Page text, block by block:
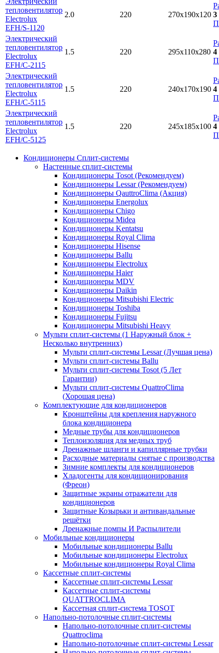
тепловентилятор
Electrolux
EFH/S-1120
2.0 220 270x190x120 3
Электрический
тепловентилятор
Electrolux
EFH/C-2115
1.5 220 295x110x280 4
Электрический
тепловентилятор
Electrolux
EFH/C-5115
1.5 220 240x170x190 4
Электрический
тепловентилятор
Electrolux
EFH/C-5125
1.5 220 245x185x100 4
Кондиционеры Сплит-системы
Настенные сплит-системы
Кондиционеры Tosot (Рекомендуем)
Кондиционеры Lessar (Рекомендуем)
Кондиционеры QauttroClima (Акция)
Кондиционеры Energolux
Кондиционеры Chigo
Кондиционеры Midea
Кондиционеры Kentatsu
Кондиционеры Royal Clima
Кондиционеры Hisense
Кондиционеры Ballu
Кондиционеры Electrolux
Кондиционеры Haier
Кондиционеры MDV
Кондиционеры Daikin
Кондиционеры Mitsubishi Electric
Кондиционеры Toshiba
Кондиционеры Fujitsu
Кондиционеры Mitsubishi Heavy
Мульти сплит-системы (1 Наружный блок +
Несколько внутренних)
Мульти сплит-системы Lessar (Лучшая цена)
Мульти сплит-системы Ballu
Мульти сплит-системы Tosot (5 Лет
Гарантии)
Мульти сплит-системы QuattroClima
(Хорошая цена)
Комплектующие для кондиционеров
Кронштейны для крепления наружного
блока кондиционера
Медные трубы для кондиционеров
Теплоизоляция для медных труб
Дренажные шланги и капиллярные трубки
Расходные материалы снятые с производства
Зимние комплекты для кондиционеров
Хладогенты для кондиционирования
(Фреон)
Защитные экраны отражатели для
кондиционеров
Защитные Козырьки и антивандальные
решётки
Дренажные помпы И Распылители
Мобильные кондиционеры
Мобильные кондиционеры Ballu
Мобильные кондиционеры Electrolux
Мобильные кондиционеры Royal Clima
Кассетные сплит-системы
Кассетные сплит-системы Lessar
Кассетные сплит-системы
QUATTROCLIMA
Кассетная сплит-система TOSOT
Напольно-потолочные сплит-системы
Напольно-потолочные сплит-системы
Quattroclima
Напольно-потолочные сплит-системы Lessar